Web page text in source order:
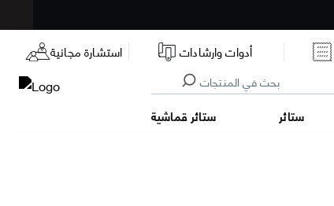
استشارة مجانية أدوات وارشادات
ستائر قماشية ستائر